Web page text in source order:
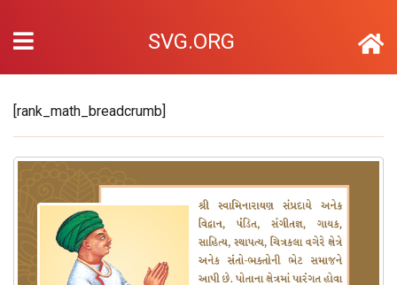
SVG.ORG
[rank_math_breadcrumb]